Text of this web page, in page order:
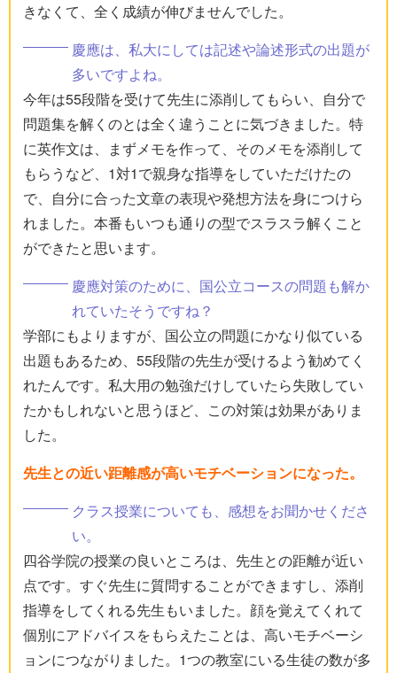
きなくて、全く成績が伸びませんでした。
慶應は、私大にしては記述や論述形式の出題が
多いですよね。
今年は55段階を受けて先生に添削してもらい、自分で
問題集を解くのとは全く違うことに気づきました。特
に英作文は、まずメモを作って、そのメモを添削して
もらうなど、1対1で親身な指導をしていただけたの
で、自分に合った文章の表現や発想方法を身につけら
れました。本番もいつも通りの型でスラスラ解くこと
ができたと思います。
慶應対策のために、国公立コースの問題も解か
れていたそうですね？
学部にもよりますが、国公立の問題にかなり似ている
出題もあるため、55段階の先生が受けるよう勧めてく
れたんです。私大用の勉強だけしていたら失敗してい
たかもしれないと思うほど、この対策は効果がありま
した。
先生との近い距離感が高いモチベーションになった。
クラス授業についても、感想をお聞かせくださ
い。
四谷学院の授業の良いところは、先生との距離が近い
点です。すぐ先生に質問することができますし、添削
指導をしてくれる先生もいました。顔を覚えてくれて
個別にアドバイスをもらえたことは、高いモチベーシ
ョンにつながりました。1つの教室にいる生徒の数が多